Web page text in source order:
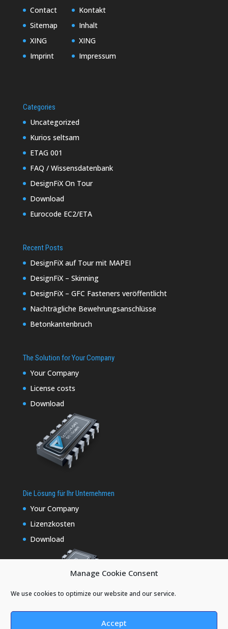
Manage Cookie Consent
We use cookies to optimize our website and our service.
Accept
Contact
Sitemap
XING
Imprint
Kontakt
Inhalt
XING
Impressum
Categories
Uncategorized
Kurios seltsam
ETAG 001
FAQ / Wissensdatenbank
DesignFiX On Tour
Download
Eurocode EC2/ETA
Recent Posts
DesignFiX auf Tour mit MAPEI
DesignFiX – Skinning
DesignFiX – GFC Fasteners veröffentlicht
Nachträgliche Bewehrungsanschlüsse
Betonkantenbruch
The Solution for Your Company
Your Company
License costs
Download
Die Lösung für Ihr Unternehmen
Your Company
Lizenzkosten
Download